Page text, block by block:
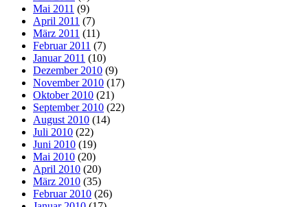
Mai 2011 (9)
April 2011 (7)
März 2011 (11)
Februar 2011 (7)
Januar 2011 (10)
Dezember 2010 (9)
November 2010 (17)
Oktober 2010 (21)
September 2010 (22)
August 2010 (14)
Juli 2010 (22)
Juni 2010 (19)
Mai 2010 (20)
April 2010 (20)
März 2010 (35)
Februar 2010 (26)